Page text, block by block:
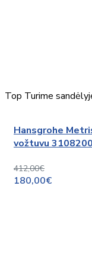
Top Turime
Hansgrohe
vožtuvu
412,00€
180,00€